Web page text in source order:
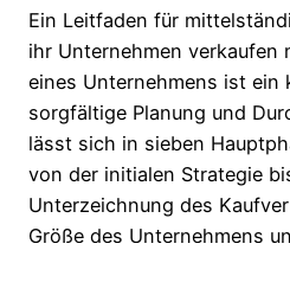
Ein Leitfaden für
ihr Unternehmen
eines Unternehmens ist ein
sorgfältige Planung und
lässt sich in sieben
von der initialen Strategie
Unterzeichnung des
Größe des Unternehmens